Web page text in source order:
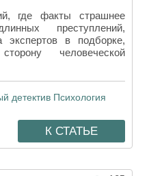
где факты страшнее
преступлений,
в подборке,
человеческой
детектив Психология
К СТАТЬЕ